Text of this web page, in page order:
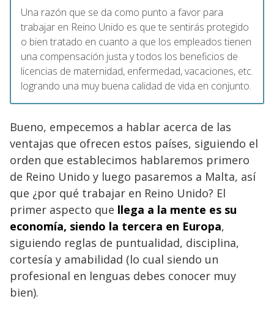
Una razón que se da como punto a favor para
trabajar en Reino Unido es que te sentirás protegido
o bien tratado en cuanto a que los empleados tienen
una compensación justa y todos los beneficios de
licencias de maternidad, enfermedad, vacaciones, etc.
logrando una muy buena calidad de vida en conjunto.
Bueno, empecemos a hablar acerca de las
ventajas que ofrecen estos países, siguiendo el
orden que establecimos hablaremos primero
de Reino Unido y luego pasaremos a Malta, así
que ¿por qué trabajar en Reino Unido? El
primer aspecto que llega a la mente es su
economía, siendo la tercera en Europa,
siguiendo reglas de puntualidad, disciplina,
cortesía y amabilidad (lo cual siendo un
profesional en lenguas debes conocer muy
bien).